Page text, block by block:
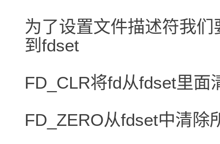
为了设置文件描述符我
到fdset
FD_CLR将fd从fdset里面
FD_ZERO从fdset中清除